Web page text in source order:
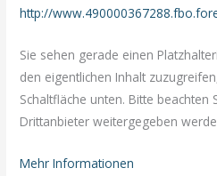
http://
Sie sehen gerade einen
den eigentlichen Inhalt
Schaltfläche unten. Bitte beachten
Drittanbieter weitergegeben
Mehr Informationen